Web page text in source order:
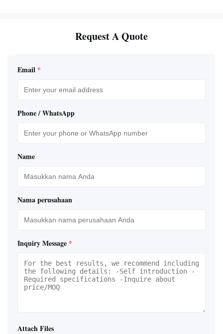
Request A Quote
Email *
Phone / WhatsApp
Name
Nama perusahaan
Inquiry Message *
Attach Files